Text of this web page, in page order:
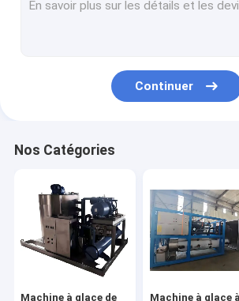
Machine à glaçons à cube
Plateau et panier en aluminium pour
Congélateur à air forcé
Continuer
Nos Catégories
Machine à glace de Machine à glace à